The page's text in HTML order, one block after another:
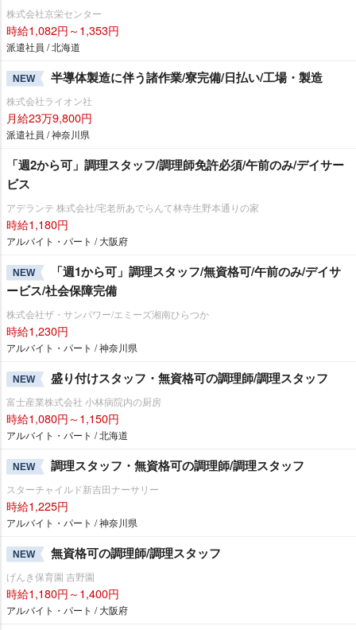
株式会社京栄センター
時給1,082円～1,353円
派遣社員 / 北海道
NEW 半導体製造に伴う諸作業/寮完備/日払い/工場・製造
株式会社ライオン社
月給23万9,800円
派遣社員 / 神奈川県
「週2から可」調理スタッフ/調理師免許必須/午前のみ/デイサー
ビス
アデランテ 株式会社/宅老所あでらんて林寺生野本通りの家
時給1,180円
アルバイト・パート / 大阪府
NEW
「週1から可」調理スタッフ/無資格可/午前のみ/デイサ
ービス/社会保障完備
株式会社ザ・サンパワー/エミーズ湘南ひらつか
時給1,230円
アルバイト・パート / 神奈川県
NEW 盛り付けスタッフ・無資格可の調理師/調理スタッフ
富士産業株式会社 小林病院内の厨房
時給1,080円～1,150円
アルバイト・パート / 北海道
NEW 調理スタッフ・無資格可の調理師/調理スタッフ
スターチャイルド新吉田ナーサリー
時給1,225円
アルバイト・パート / 神奈川県
NEW 無資格可の調理師/調理スタッフ
げんき保育園 吉野園
時給1,180円～1,400円
アルバイト・パート / 大阪府